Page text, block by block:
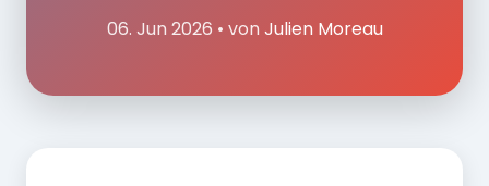
06. Jun 2026 • von Julien Moreau